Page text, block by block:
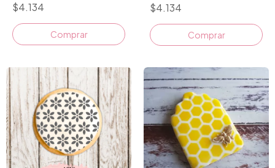
$4.134 $4.134